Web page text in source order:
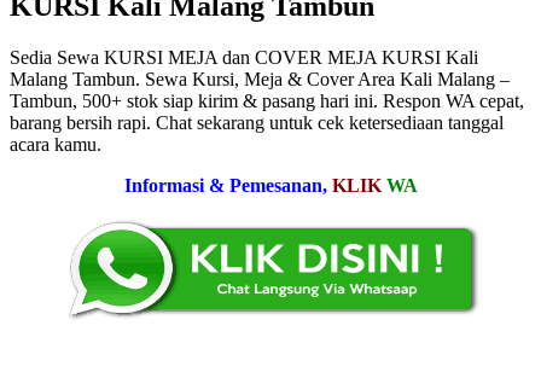
KURSI Kali Malang Tambun
Sedia Sewa KURSI MEJA dan COVER MEJA KURSI Kali
Malang Tambun. Sewa Kursi, Meja & Cover Area Kali Malang –
Tambun, 500+ stok siap kirim & pasang hari ini. Respon WA cepat,
barang bersih rapi. Chat sekarang untuk cek ketersediaan tanggal
acara kamu.
Informasi & Pemesanan, KLIK WA